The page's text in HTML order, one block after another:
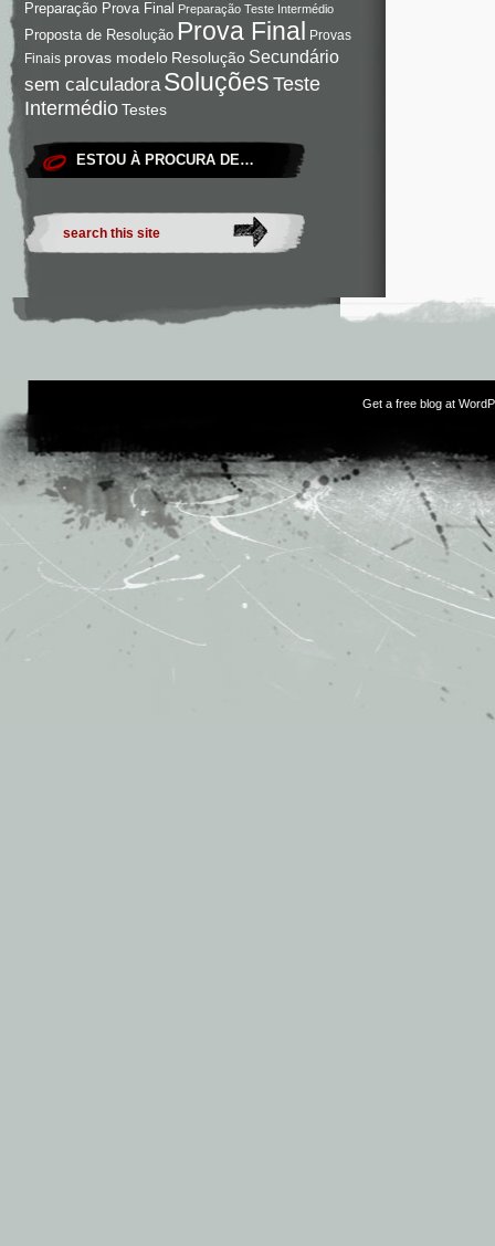
Preparação Prova Final Preparação Teste Intermédio
Proposta de Resolução Prova Final Provas
Finais provas modelo Resolução Secundário
sem calculadora Soluções Teste
IntermédioTestes
ESTOU À PROCURA DE…
Get a free blog at